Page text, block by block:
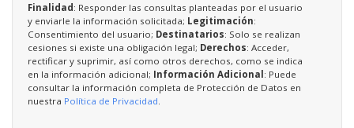
Finalidad: Responder las consultas planteadas por el usuario
y enviarle la información solicitada; Legitimación:
Consentimiento del usuario; Destinatarios: Solo se realizan
cesiones si existe una obligación legal; Derechos: Acceder,
rectificar y suprimir, así como otros derechos, como se indica
en la información adicional; Información Adicional: Puede
consultar la información completa de Protección de Datos en
nuestra Política de Privacidad